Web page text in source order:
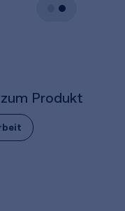
Produkt